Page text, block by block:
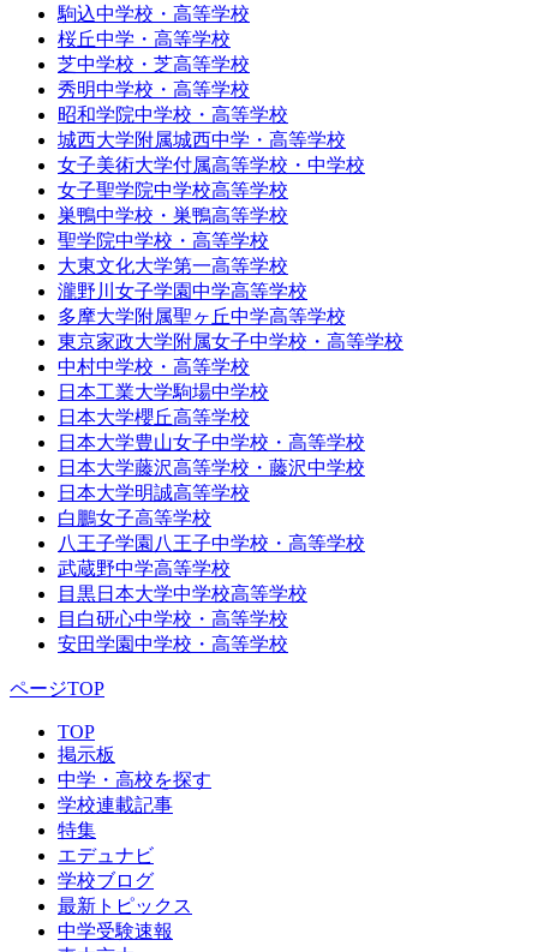
駒込中学校・高等学校
桜丘中学・高等学校
芝中学校・芝高等学校
秀明中学校・高等学校
昭和学院中学校・高等学校
城西大学附属城西中学・高等学校
女子美術大学付属高等学校・中学校
女子聖学院中学校高等学校
巣鴨中学校・巣鴨高等学校
聖学院中学校・高等学校
大東文化大学第一高等学校
瀧野川女子学園中学高等学校
多摩大学附属聖ヶ丘中学高等学校
東京家政大学附属女子中学校・高等学校
中村中学校・高等学校
日本工業大学駒場中学校
日本大学櫻丘高等学校
日本大学豊山女子中学校・高等学校
日本大学藤沢高等学校・藤沢中学校
日本大学明誠高等学校
白鵬女子高等学校
八王子学園八王子中学校・高等学校
武蔵野中学高等学校
目黒日本大学中学校高等学校
目白研心中学校・高等学校
安田学園中学校・高等学校
ページTOP
TOP
掲示板
中学・高校を探す
学校連載記事
特集
エデュナビ
学校ブログ
最新トピックス
中学受験速報